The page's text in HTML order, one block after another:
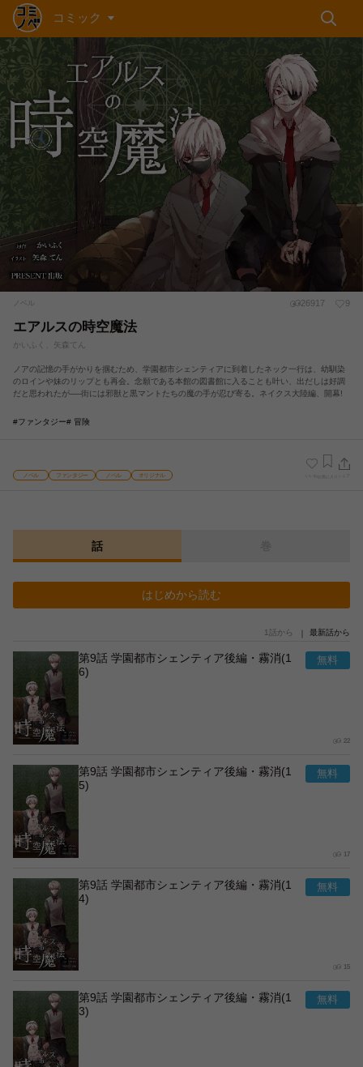
コミック
ノベル 26917 9
エアルスの時空魔法
かいふく、矢森てん
ノアの記憶の手がかりを掴むため、学園都市シェンティアに到着したネック一行は、幼馴染
のロインや妹のリップとも再会。念願である本館の図書館に入ることも叶い、出だしは好調
だと思われたが──街には邪獣と黒マントたちの魔の手が忍び寄る。ネイクス大陸編、開幕!
#ファンタジー# 冒険
ノベル ファンタジー ノベル オリジナル
話
はじめから読む
1話から 最新話から
第9話 学園都市シェンティア後編・霧消(1
6)
22
第9話 学園都市シェンティア後編・霧消(1
5)
17
第9話 学園都市シェンティア後編・霧消(1
4)
15
第9話 学園都市シェンティア後編・霧消(1
3)